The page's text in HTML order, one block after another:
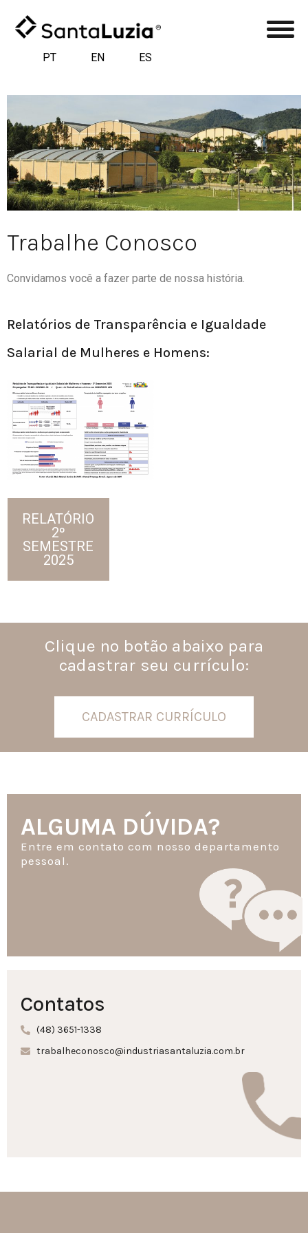
PT EN ES
Trabalhe Conosco
Convidamos você a fazer parte de nossa história.
Relatórios de Transparência e Igualdade
Salarial de Mulheres e Homens:
RELATÓRIO
2º
SEMESTRE
2025
Clique no botão abaixo para
cadastrar seu currículo:
CADASTRAR CURRÍCULO
ALGUMA DÚVIDA?
Entre em contato com nosso departamento
pessoal.
Contatos
(48) 3651-1338
trabalheconosco@industriasantaluzia.com.br